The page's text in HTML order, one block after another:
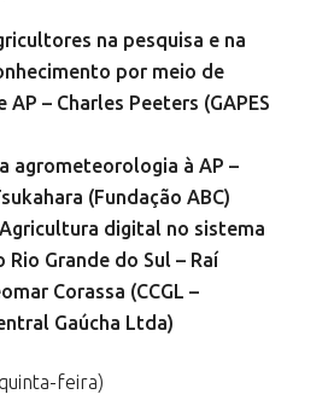
na pesquisa e na
por meio de
– Charles Peeters (GAPES
agrometeorologia à AP –
(Fundação ABC)
Agricultura digital no sistema
Grande do Sul – Raí
Corassa (CCGL –
Gaúcha Ltda)
feira)